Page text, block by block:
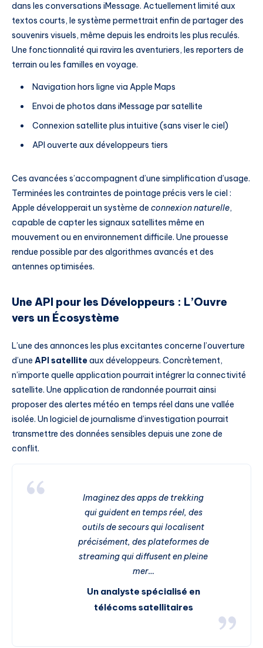
dans les conversations iMessage. Actuellement limité aux
textos courts, le système permettrait enfin de partager des
souvenirs visuels, même depuis les endroits les plus reculés.
Une fonctionnalité qui ravira les aventuriers, les reporters de
terrain ou les familles en voyage.
Navigation hors ligne via Apple Maps
Envoi de photos dans iMessage par satellite
Connexion satellite plus intuitive (sans viser le ciel)
API ouverte aux développeurs tiers
Ces avancées s’accompagnent d’une simplification d’usage.
Terminées les contraintes de pointage précis vers le ciel :
Apple développerait un système de connexion naturelle,
capable de capter les signaux satellites même en
mouvement ou en environnement difficile. Une prouesse
rendue possible par des algorithmes avancés et des
antennes optimisées.
Une API pour les Développeurs : L’Ouvre
vers un Écosystème
L’une des annonces les plus excitantes concerne l’ouverture
d’une API satelliteaux développeurs. Concrètement,
n’importe quelle application pourrait intégrer la connectivité
satellite. Une application de randonnée pourrait ainsi
proposer des alertes météo en temps réel dans une vallée
isolée. Un logiciel de journalisme d’investigation pourrait
transmettre des données sensibles depuis une zone de
conflit.
Imaginez des apps de trekking
qui guident en temps réel, des
outils de secours qui localisent
précisément, des plateformes de
streaming qui diffusent en pleine
mer…
Un analyste spécialisé en
télécoms satellitaires